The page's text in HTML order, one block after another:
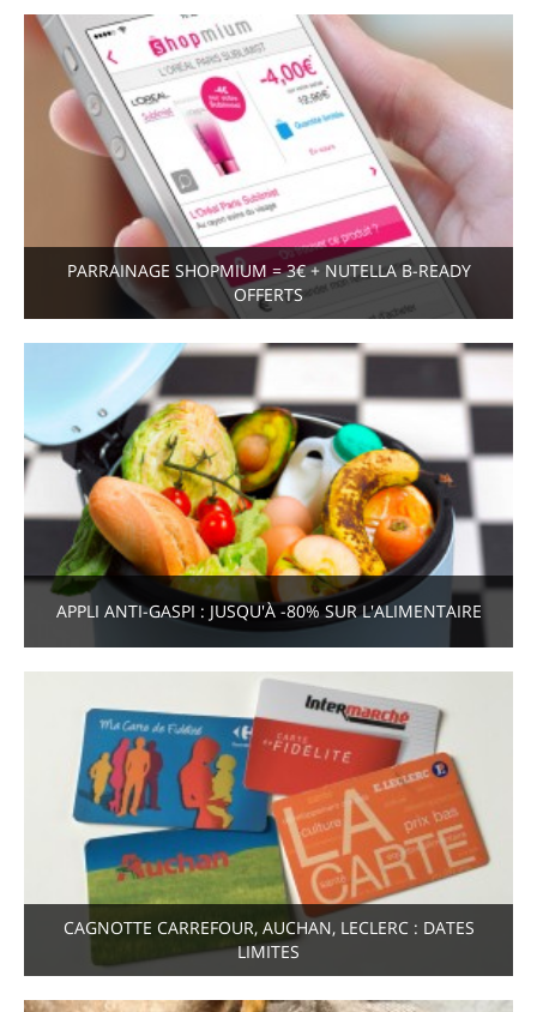
PARRAINAGE SHOPMIUM = 3€ + NUTELLA B-READY
OFFERTS
APPLI ANTI-GASPI : JUSQU'À -80% SUR L'ALIMENTAIRE
CAGNOTTE CARREFOUR, AUCHAN, LECLERC : DATES
LIMITES